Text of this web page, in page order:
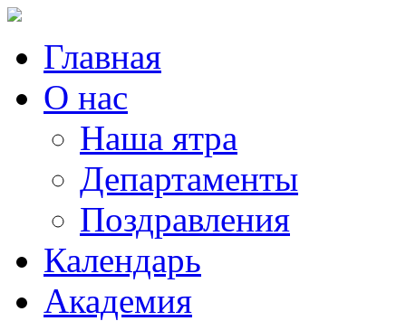
Главная
О нас
Наша ятра
Департаменты
Поздравления
Календарь
Академия